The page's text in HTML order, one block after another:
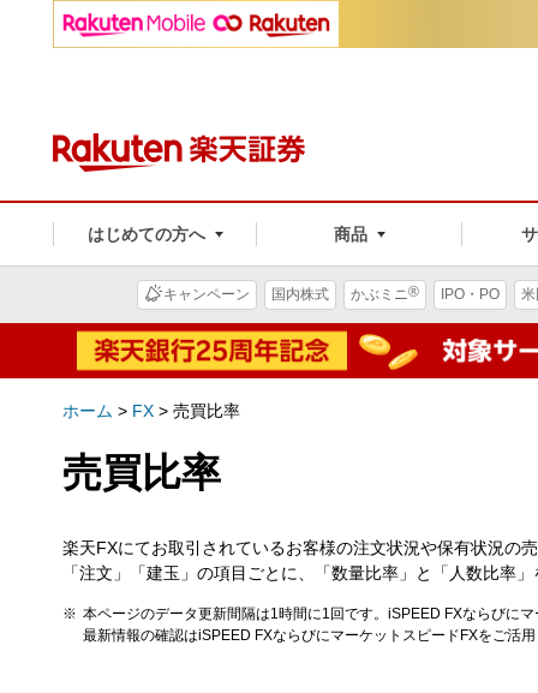
はじめての方へ 商品
キャンペーン 国内株式 かぶミニ® IPO・PO
ホーム > FX > 売買比率
売買比率
楽天FXにてお取引されているお客様の注文状況や保有状況の
「注文」「建玉」の項目ごとに、「数量比率」と「人数比率
本ページのデータ更新間隔は1時間に1回です。iSPEED FXならびに
最新情報の確認はiSPEED FXならびにマーケットスピードFXをご活